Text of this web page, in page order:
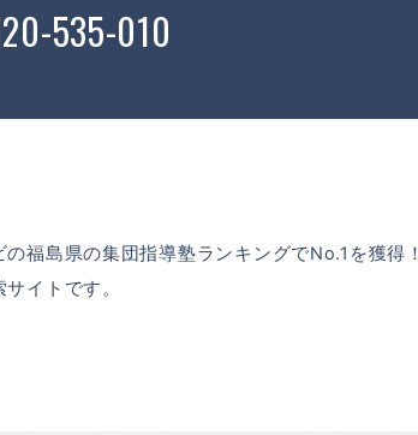
535-010
福島県の集団指導塾ランキングでNo.1を獲得！
イトです。